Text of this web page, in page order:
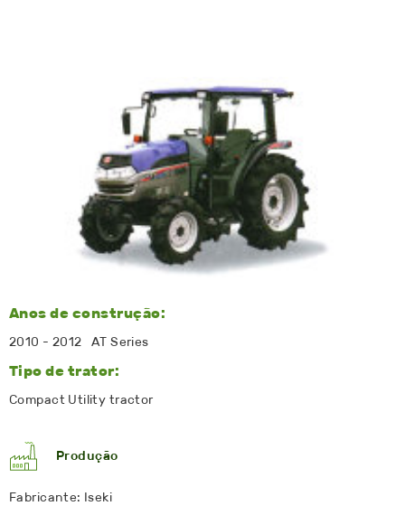
Anos de construção:
2010 - 2012 AT Series
Tipo de trator:
Compact Utility tractor
Produção
Fabricante: Iseki